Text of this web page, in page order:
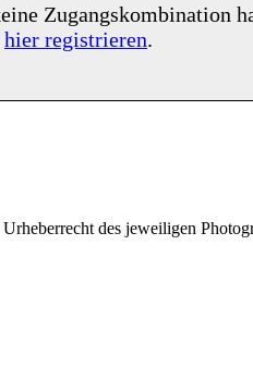
Zugangskombination
hier registrieren.
des jeweiligen